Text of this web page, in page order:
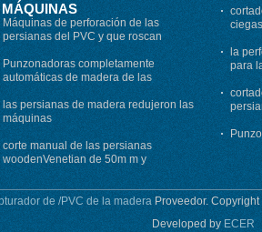
MÁQUINAS
Máquinas de perforación de las
persianas del PVC y que roscan
completamente automáticas de madera
Punzonadoras completamente
automáticas de madera de las
persianas del PVC
las persianas de madera redujeron las
máquinas
corte manual de las persianas
woodenVenetian de 50m m y
punzonadora para el carril principal y
el carril de la parte inferior
la
para
de /PVC de la maderaProveedor. Copyright
Developed by ECER